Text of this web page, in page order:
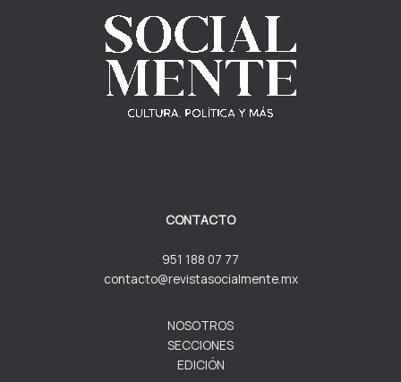
CONTACTO
951 188 07 77
contacto@revistasocialmente.mx
NOSOTROS
SECCIONES
EDICIÓN